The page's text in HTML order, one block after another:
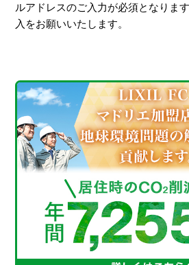
ルアドレスのご入力が必須となりま
入をお願いいたします。